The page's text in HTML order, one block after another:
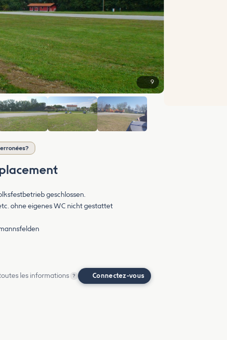
9
geschlossen.
ohne eigenes WC nicht gestattet
les informations ? Connectez-vous